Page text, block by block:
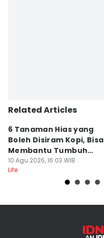
Related Articles
6 Tanaman Hias yang
Boleh Disiram Kopi, Bisa
Membantu Tumbuh
Optimal
10 Agu 2026, 16:03 WIB
Life